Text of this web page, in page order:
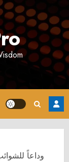
وداعاً